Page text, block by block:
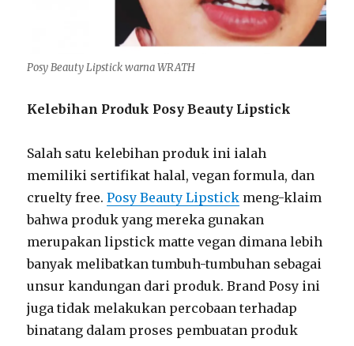
Posy Beauty Lipstick warna WRATH
Kelebihan Produk Posy Beauty Lipstick
Salah satu kelebihan produk ini ialah
memiliki sertifikat halal, vegan formula, dan
cruelty free.Posy Beauty Lipstick meng-klaim
bahwa produk yang mereka gunakan
merupakan lipstick matte vegan dimana lebih
banyak melibatkan tumbuh-tumbuhan sebagai
unsur kandungan dari produk. Brand Posy ini
juga tidak melakukan percobaan terhadap
binatang dalam proses pembuatan produk